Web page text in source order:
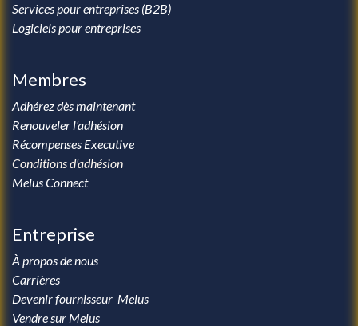
Services pour entreprises (B2B)
Logiciels pour entreprises
Membres
Adhérez dès maintenant
Renouveler l'adhésion
Récompenses Executive
Conditions d'adhésion
Melus Connect
Entreprise
À propos de nous
Carrières
Devenir fournisseur Melus
Vendre sur Melus